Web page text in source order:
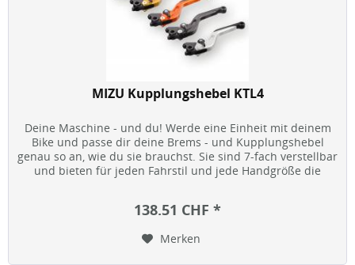
MIZU Kupplungshebel KTL4
Deine Maschine - und du! Werde eine Einheit mit deinem
Bike und passe dir deine Brems - und Kupplungshebel
genau so an, wie du sie brauchst. Sie sind 7-fach verstellbar
und bieten für jeden Fahrstil und jede Handgröße die
138.51 CHF *
Merken